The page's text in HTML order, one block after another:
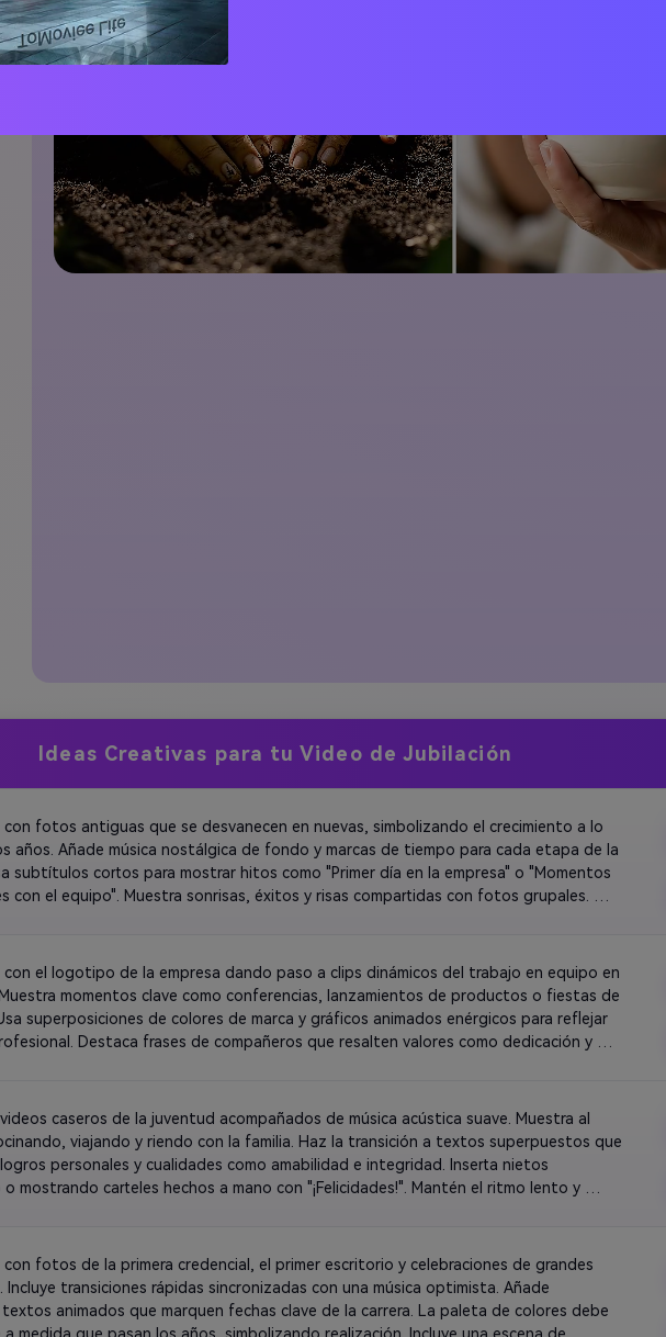
Ideas Creativas para tu Video de Jubilación
con fotos antiguas que se desvanecen en nuevas, simbolizando el crecimiento a lo
años. Añade música nostálgica de fondo y marcas de tiempo para cada etapa de la
subtítulos cortos para mostrar hitos como "Primer día en la empresa" o "Momentos
con el equipo". Muestra sonrisas, éxitos y risas compartidas con fotos grupales.
con el logotipo de la empresa dando paso a clips dinámicos del trabajo en equipo en
momentos clave como conferencias, lanzamientos de productos o fiestas de
superposiciones de colores de marca y gráficos animados enérgicos para reflejar
Destaca frases de compañeros que resalten valores como dedicación y
caseros de la juventud acompañados de música acústica suave. Muestra al
viajando y riendo con la familia. Haz la transición a textos superpuestos que
personales y cualidades como amabilidad e integridad. Inserta nietos
mostrando carteles hechos a mano con "¡Felicidades!". Mantén el ritmo lento y
con fotos de la primera credencial, el primer escritorio y celebraciones de grandes
transiciones rápidas sincronizadas con una música optimista. Añade
animados que marquen fechas clave de la carrera. La paleta de colores debe
a medida que pasan los años, simbolizando realización. Incluye una escena de